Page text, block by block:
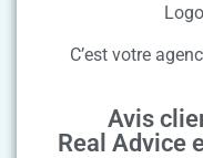
C’est votre
Avis
Real Advice